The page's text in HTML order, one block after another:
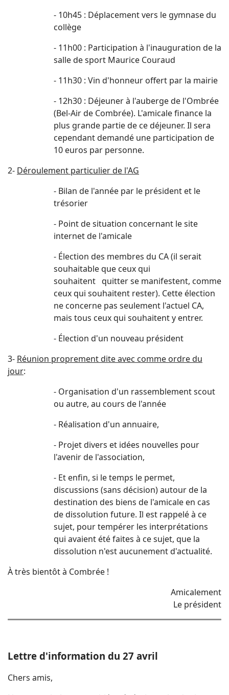
- 10h45 : Déplacement vers le gymnase du
collège
- 11h00 : Participation à l'inauguration de la
salle de sport Maurice Couraud
- 11h30 : Vin d'honneur offert par la mairie
- 12h30 : Déjeuner à l'auberge de l'Ombrée
(Bel-Air de Combrée). L'amicale finance la
plus grande partie de ce déjeuner. Il sera
cependant demandé une participation de
10 euros par personne.
2- Déroulement particulier de l'AG
- Bilan de l'année par le président et le
trésorier
- Point de situation concernant le site
internet de l'amicale
- Élection des membres du CA (il serait
souhaitable que ceux qui
souhaitent quitter se manifestent, comme
ceux qui souhaitent rester). Cette élection
ne concerne pas seulement l'actuel CA,
mais tous ceux qui souhaitent y entrer.
- Élection d'un nouveau président
3- Réunion proprement dite avec comme ordre du
jour:
- Organisation d'un rassemblement scout
ou autre, au cours de l'année
- Réalisation d'un annuaire,
- Projet divers et idées nouvelles pour
l'avenir de l'association,
- Et enfin, si le temps le permet,
discussions (sans décision) autour de la
destination des biens de l'amicale en cas
de dissolution future. Il est rappelé à ce
sujet, pour tempérer les interprétations
qui avaient été faites à ce sujet, que la
dissolution n'est aucunement d'actualité.
À très bientôt à Combrée !
Amicalement
Le président
Lettre d'information du 27 avril
Chers amis,